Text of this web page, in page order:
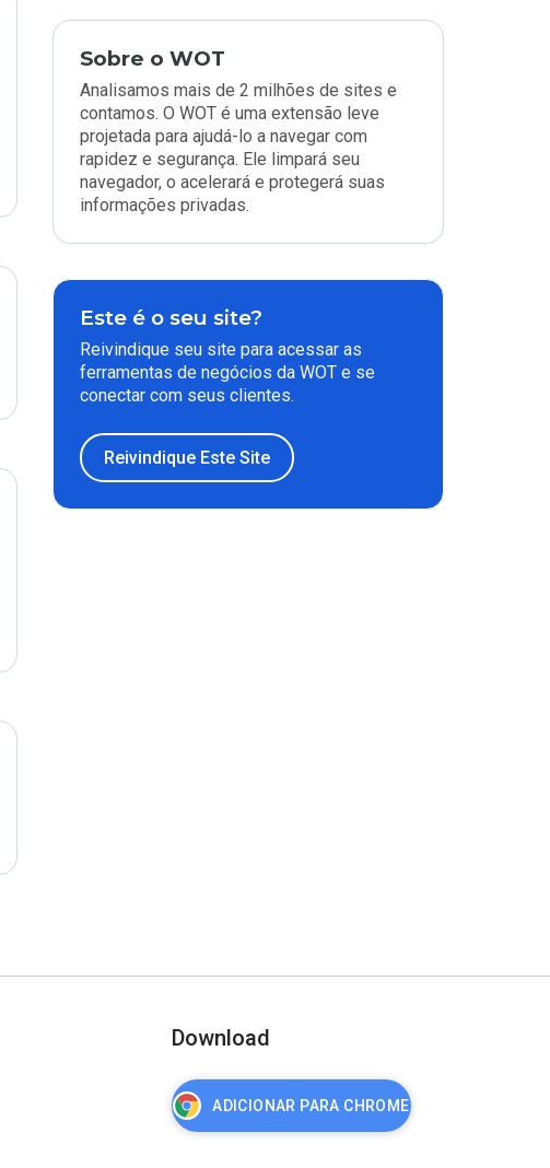
Sobre o WOT
Analisamos mais de 2 milhões de sites e
contamos. O WOT é uma extensão leve
projetada para ajudá-lo a navegar com
rapidez e segurança. Ele limpará seu
navegador, o acelerará e protegerá suas
informações privadas.
Este é o seu site?
Reivindique seu site para acessar as
ferramentas de negócios da WOT e se
conectar com seus clientes.
Reivindique Este Site
Download
ADICIONAR PARA CHROME